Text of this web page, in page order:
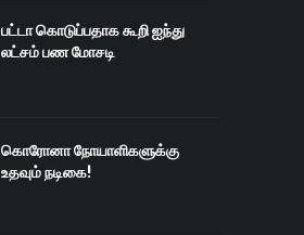
பட்டா கொடுப்பதாக கூறி ஐந்து
லட்சம் பண மோசடி
கொரோனா நோயாளிகளுக்கு
உதவும் நடிகை!